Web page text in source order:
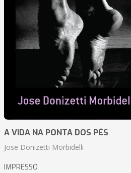
A VIDA NA PONTA DOS PÉS
Jose Donizetti Morbidelli
IMPRESSO